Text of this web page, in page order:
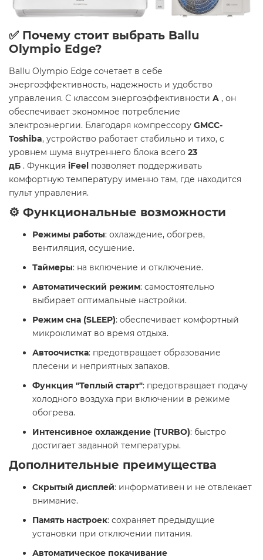
✅ Почему стоит выбрать Ballu
Olympio Edge?
Ballu Olympio Edge сочетает в себе
энергоэффективность, надежность и удобство
управления. С классом энергоэффективности A , он
обеспечивает экономное потребление
электроэнергии. Благодаря компрессору GMCC-
Toshiba, устройство работает стабильно и тихо, с
уровнем шума внутреннего блока всего 23
дБ . Функция iFeel позволяет поддерживать
комфортную температуру именно там, где находится
пульт управления.​
⚙️ Функциональные возможности
Режимы работы: охлаждение, обогрев,
вентиляция, осушение.
Таймеры: на включение и отключение.
Автоматический режим: самостоятельно
выбирает оптимальные настройки.
Режим сна (SLEEP): обеспечивает комфортный
микроклимат во время отдыха.
Автоочистка: предотвращает образование
плесени и неприятных запахов.
Функция "Теплый старт": предотвращает подачу
холодного воздуха при включении в режиме
обогрева.
Интенсивное охлаждение (TURBO): быстро
достигает заданной температуры.​
Дополнительные преимущества
Скрытый дисплей: информативен и не отвлекает
внимание.
Память настроек: сохраняет предыдущие
установки при отключении питания.
Автоматическое покачивание